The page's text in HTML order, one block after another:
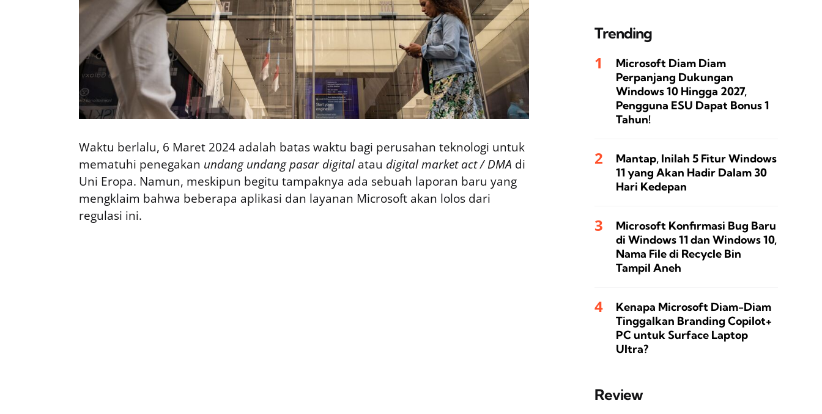
Waktu berlalu, 6 Maret 2024 adalah batas waktu bagi perusahan teknologi untuk
mematuhi penegakan undang undang pasar digital atau digital market act / DMA di
Uni Eropa. Namun, meskipun begitu tampaknya ada sebuah laporan baru yang
mengklaim bahwa beberapa aplikasi dan layanan Microsoft akan lolos dari
regulasi ini.
Trending
Microsoft Diam Diam
Perpanjang Dukungan
Windows 10 Hingga 2027,
Pengguna ESU Dapat Bonus 1
Tahun!
Mantap, Inilah 5 Fitur Windows
11 yang Akan Hadir Dalam 30
Hari Kedepan
Microsoft Konfirmasi Bug Baru
di Windows 11 dan Windows 10,
Nama File di Recycle Bin
Tampil Aneh
Kenapa Microsoft Diam-Diam
Tinggalkan Branding Copilot+
PC untuk Surface Laptop
Ultra?
Review